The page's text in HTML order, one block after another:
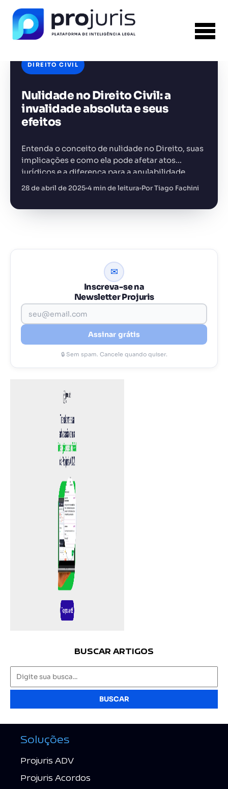
DIREITO CIVIL
Nulidade no Direito Civil: a
invalidade absoluta e seus
efeitos
Entenda o conceito de nulidade no Direito, suas
implicações e como ela pode afetar atos
jurídicos e a diferença para a anulabilidade
28 de abril de 2025 4 min de leitura Por Tiago Fachini
✉
Inscreva-se na
Newsletter Projuris
Assinar grátis
🔒 Sem spam. Cancele quando quiser.
BUSCAR ARTIGOS
BUSCAR
Soluções
Projuris ADV
Projuris Acordos
FERRAMENTA RECOMENDADA PARA ESTE
CONTEÚDO
Sumarizador de Contratos
+14.000 juristas